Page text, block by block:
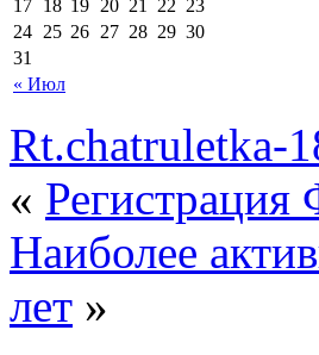
« Июл
17 18 19 20 21 22 23
24 25 26 27 28 29 30
31
Rt.chatruletka-
« Регистрация
Наиболее
лет »